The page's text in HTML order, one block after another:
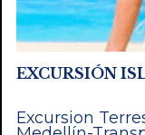
EXCURSIÓN
Excursion